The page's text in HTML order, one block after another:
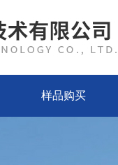
样品购买